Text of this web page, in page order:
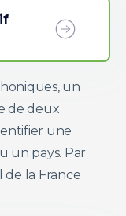
un
de deux
une
un pays. Par
la France